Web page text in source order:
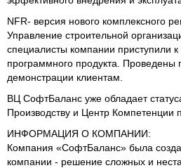
NFR- версия нового комплексного
Управление строительной
специалисты компании приступили
программного продукта. Проведены
демонстрации клиентам.
ВЦ СофтБаланс уже обладает
Производству и Центр Компетенции
ИНФОРМАЦИЯ О КОМПАНИИ:
Компания «СофтБаланс» была
компании - решение сложных и